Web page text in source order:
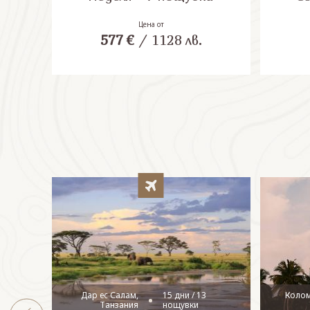
Цена от
577 €/ 1128 лв.
Дар ес Салам,
Танзания
15 дни / 13
нощувки